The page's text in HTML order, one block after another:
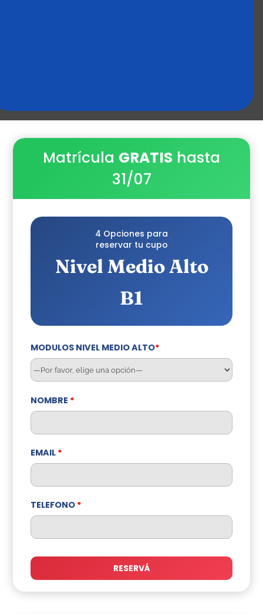
Matrícula GRATIS hasta
31/07
4 Opciones para
reservar tu cupo
Nivel Medio Alto
B1
MODULOS NIVEL MEDIO ALTO*
NOMBRE *
EMAIL *
TELEFONO *